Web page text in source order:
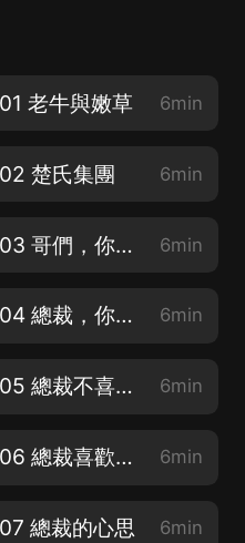
老牛與嫩草 6min
楚氏集團 6min
總裁孩子歸我請放手 003 哥們，你很帥 6min
總裁孩子歸我請放手 004 總裁，你没事吧 6min
總裁孩子歸我請放手 005 總裁不喜歡女人 6min
總裁孩子歸我請放手 006 總裁喜歡男人 6min
總裁的心思 6min